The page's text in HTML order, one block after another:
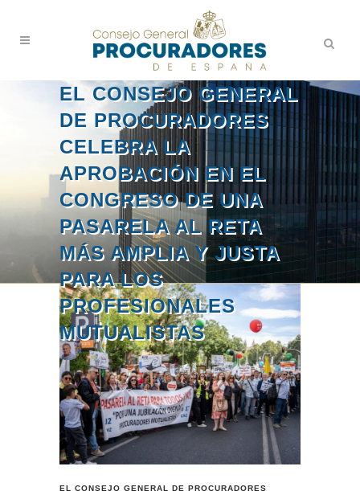
EL CONSEJO GENERAL
DE PROCURADORES
CELEBRA LA
APROBACIÓN EN EL
CONGRESO DE UNA
PASARELA AL RETA
MÁS AMPLIA Y JUSTA
PARA LOS
PROFESIONALES
MUTUALISTAS
EL CONSEJO GENERAL DE PROCURADORES